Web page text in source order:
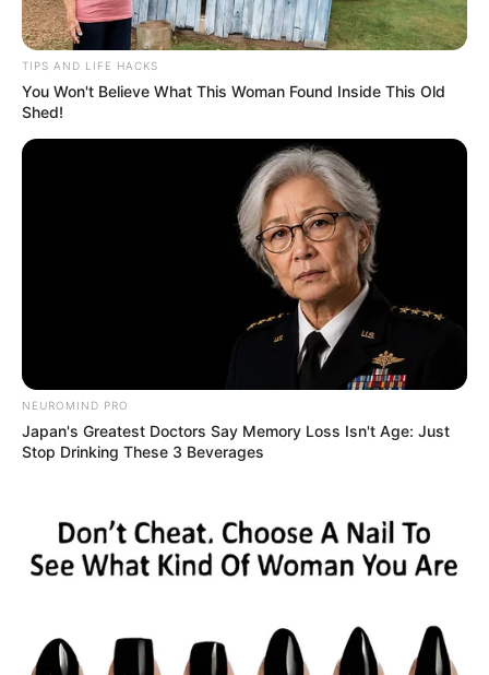
Pinterest
Share
TIPS AND LIFE HACKS
You Won't Believe What This Woman Found Inside This Old
Shed!
NEUROMIND PRO
Japan's Greatest Doctors Say Memory Loss Isn't Age: Just
Stop Drinking These 3 Beverages